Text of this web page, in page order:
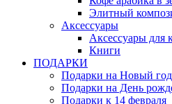
Элитный
Аксессуары
Аксессуары для
Книги
ПОДАРКИ
Подарки на Новый
Подарки на День
Подарки к 14 февраля